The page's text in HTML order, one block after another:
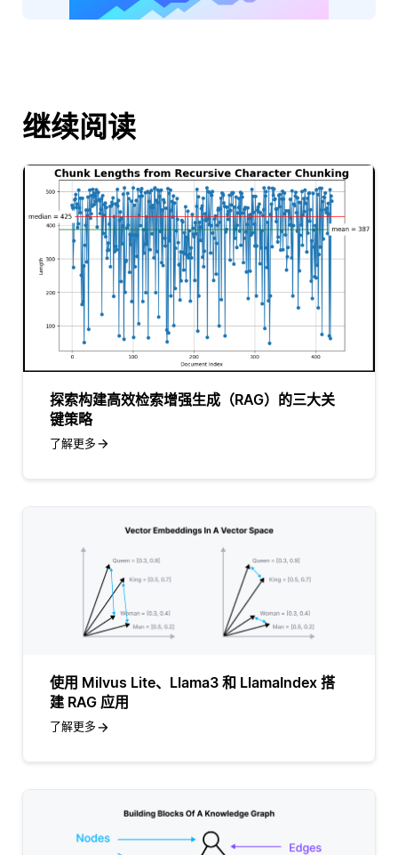
继续阅读
探索构建高效检索增强生成（RAG）的三大关
键策略
了解更多
使用 Milvus Lite、Llama3 和 LlamaIndex 搭
建 RAG 应用
了解更多